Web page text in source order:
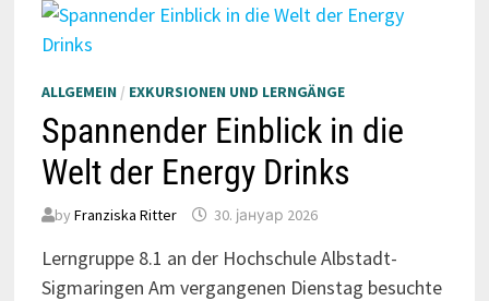
ALLGEMEIN / EXKURSIONEN UND LERNGÄNGE
Spannender Einblick in die
Welt der Energy Drinks
by Franziska Ritter 30. јануар 2026
Lerngruppe 8.1 an der Hochschule Albstadt-
Sigmaringen Am vergangenen Dienstag besuchte